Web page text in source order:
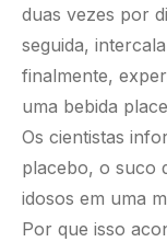
duas vezes por
seguida,
finalmente,
uma bebida
Os cientistas
placebo, o suco
idosos em uma
Por que isso